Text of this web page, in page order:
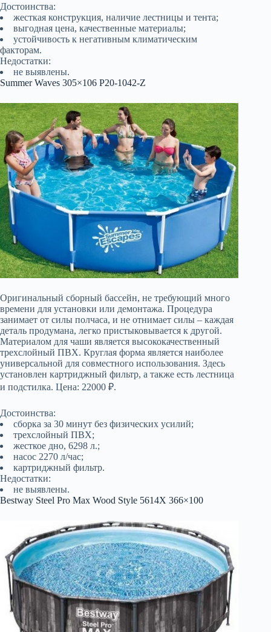
Достоинства:
жесткая конструкция, наличие лестницы и тента;
выгодная цена, качественные материалы;
устойчивость к негативным климатическим
факторам.
Недостатки:
не выявлены.
Summer Waves 305×106 P20-1042-Z
Оригинальный сборный бассейн, не требующий много
времени для установки или демонтажа. Процедура
занимает от силы полчаса, и не отнимает силы – каждая
деталь продумана, легко пристыковывается к другой.
Материалом для чаши является высококачественный
трехслойный ПВХ. Круглая форма является наиболее
универсальной для совместного использования. Здесь
установлен картриджный фильтр, а также есть лестница
и подстилка. Цена: 22000 ₽.
Достоинства:
сборка за 30 минут без физических усилий;
трехслойный ПВХ;
жесткое дно, 6298 л.;
насос 2270 л/час;
картриджный фильтр.
Недостатки:
не выявлены.
Bestway Steel Pro Max Wood Style 5614X 366×100